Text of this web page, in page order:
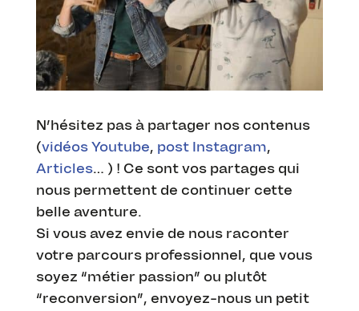
N’hésitez pas à partager nos contenus
(vidéos Youtube, post Instagram,
Articles… ) ! Ce sont vos partages qui
nous permettent de continuer cette
belle aventure.
Si vous avez envie de nous raconter
votre parcours professionnel, que vous
soyez “métier passion” ou plutôt
“reconversion”, envoyez-nous un petit